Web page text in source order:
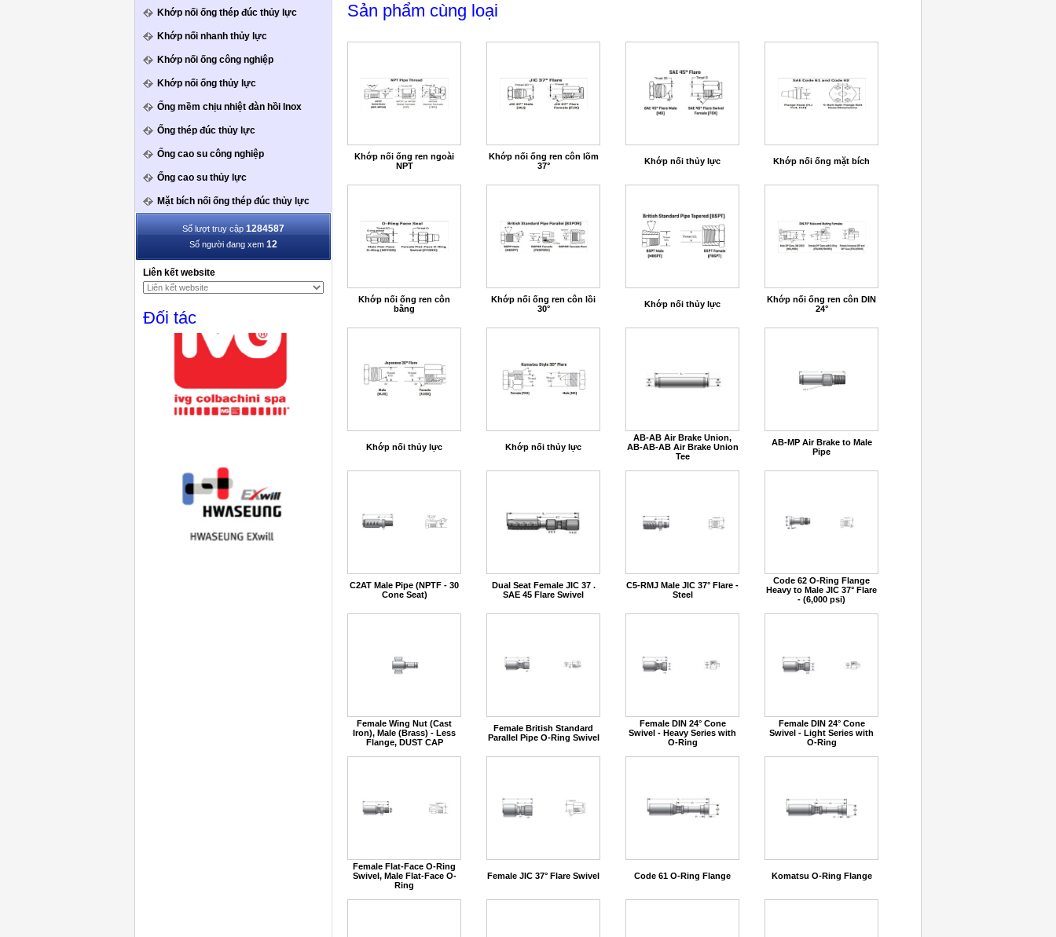
Khớp nối ống thép đúc thủy lực
Khớp nối nhanh thủy lực
Khớp nối ống công nghiệp
Khớp nối ống thủy lực
Ống mềm chịu nhiệt đàn hồi Inox
Ống thép đúc thủy lực
Ống cao su công nghiệp
Ống cao su thủy lực
Mặt bích nối ống thép đúc thủy lực
Số lượt truy cập 1284587
Số người đang xem 12
Liên kết website
Đối tác
Sản phẩm cùng loại
Khớp nối ống ren ngoài
NPT
Khớp nối ống ren côn lõm
37°
Khớp nối thủy lực Khớp nối ống mặt bích
Khớp nối ống ren côn
bằng
Khớp nối ống ren côn lồi
30°
Khớp nối thủy lực
Khớp nối ống ren côn DIN
24°
Khớp nối thủy lực Khớp nối thủy lực
AB-AB Air Brake Union,
AB-AB-AB Air Brake Union
Tee
AB-MP Air Brake to Male
Pipe
C2AT Male Pipe (NPTF - 30
Cone Seat)
Dual Seat Female JIC 37 .
SAE 45 Flare Swivel
C5-RMJ Male JIC 37° Flare -
Steel
Code 62 O-Ring Flange
Heavy to Male JIC 37° Flare
- (6,000 psi)
Female Wing Nut (Cast
Iron), Male (Brass) - Less
Flange, DUST CAP
Female British Standard
Parallel Pipe O-Ring Swivel
Female DIN 24° Cone
Swivel - Heavy Series with
O-Ring
Female DIN 24° Cone
Swivel - Light Series with
O-Ring
Female Flat-Face O-Ring
Swivel, Male Flat-Face O-
Ring
Female JIC 37° Flare Swivel Code 61 O-Ring Flange Komatsu O-Ring Flange